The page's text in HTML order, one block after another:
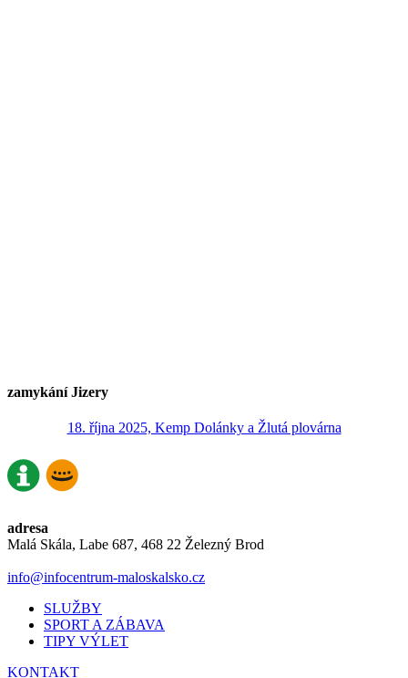
zamykání Jizery
18. října 2025, Kemp Dolánky a Žlutá plovárna
adresa
Malá Skála, Labe 687, 468 22 Železný Brod
info@infocentrum-maloskalsko.cz
SLUŽBY
SPORT A ZÁBAVA
TIPY VÝLET
KONTAKT